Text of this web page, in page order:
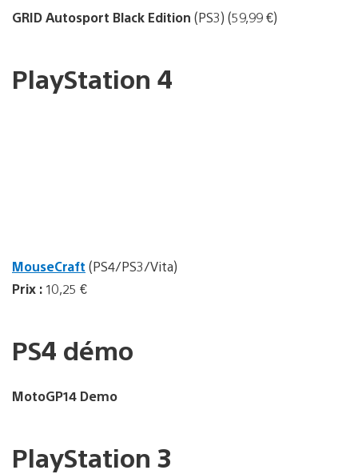
GRID Autosport Black Edition (PS3) (59,99 €)
PlayStation 4
MouseCraft (PS4/PS3/Vita)
Prix : 10,25 €
PS4 démo
MotoGP14 Demo
PlayStation 3